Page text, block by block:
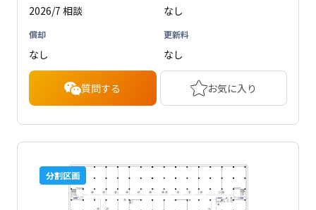
2026/7 相談 なし
償却
なし
更新料
なし
質問する お気に入り
分割区画